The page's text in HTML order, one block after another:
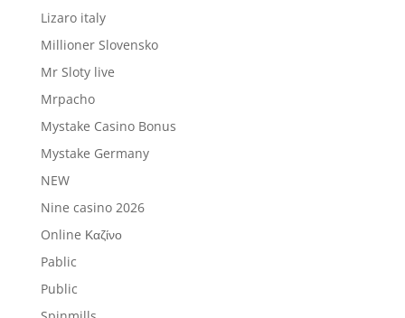
Lizaro italy
Millioner Slovensko
Mr Sloty live
Mrpacho
Mystake Casino Bonus
Mystake Germany
NEW
Nine casino 2026
Online Καζίνο
Pablic
Public